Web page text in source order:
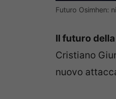
Futuro Osimhen:
Il futuro
Cristiano
nuovo